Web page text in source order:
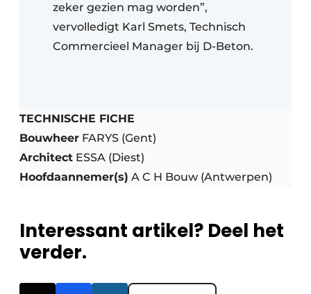
zeker gezien mag worden”,
vervolledigt Karl Smets, Technisch
Commercieel Manager bij D-Beton.
TECHNISCHE FICHE
Bouwheer FARYS (Gent)
Architect ESSA (Diest)
Hoofdaannemer(s) A C H Bouw (Antwerpen)
Interessant artikel? Deel het
verder.